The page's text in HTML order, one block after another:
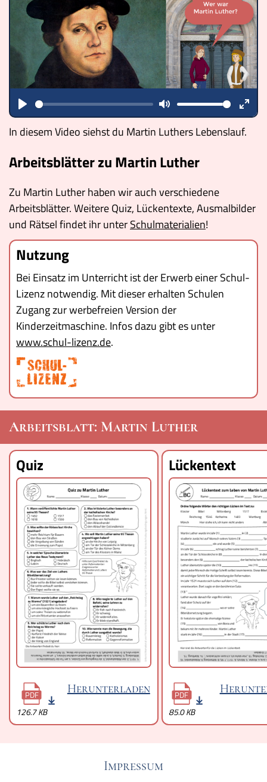
Play Mute
In diesem Video siehst du Martin Luthers Lebenslauf.
Arbeitsblätter zu Martin Luther
Zu Martin Luther haben wir auch verschiedene
Arbeitsblätter. Weitere Quiz, Lückentexte, Ausmalbilder
und Rätsel findet ihr unterSchulmaterialien!
Nutzung
Bei Einsatz im Unterricht ist der Erwerb einer Schul-
Lizenz notwendig. Mit dieser erhalten Schulen
Zugang zur werbefreien Version der
Kinderzeitmaschine. Infos dazu gibt es unter
www.schul-lizenz.de.
Arbeitsblatt: Martin Luther
Quiz
PDF
126.7 KB
Herunterladen
Lückentext
PDF
85.0 KB
Impressum